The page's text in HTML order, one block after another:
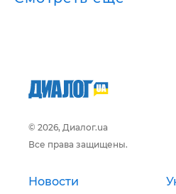
© 2026, Диалог.ua
Все права защищены.
Новости